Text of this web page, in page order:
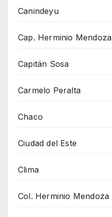
Canindeyu
Cap. Herminio Mendoza
Capitán Sosa
Carmelo Peralta
Chaco
Ciudad del Este
Clima
Col. Herminio Mendoza